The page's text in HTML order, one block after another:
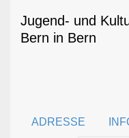
Jugend- und
Bern in Bern
ADRESSE